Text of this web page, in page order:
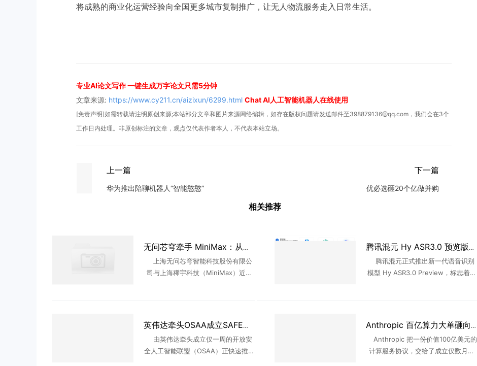
将成熟的商业化运营经验向全国更多城市复制推广，让无人物流服务走入日常生活。
专业AI论文写作 一键生成万字论文只需5分钟
文章来源: https://www.cy211.cn/aizixun/6299.html Chat AI人工智能机器人在线使用
[免责声明]如需转载请注明原创来源;本站部分文章和图片来源网络编辑，如存在版权问题请发送邮件至398879136@qq.com，我们会在3个
工作日内处理。非原创标注的文章，观点仅代表作者本人，不代表本站立场。
上一篇
华为推出陪聊机器人“智能憨憨”
下一篇
优必选砸20个亿做并购
相关推荐
无问芯穹牵手 MiniMax：从推理效能到 Token 服务，国产大模型上下游抱团共建
上海无问芯穹智能科技股份有限公
司与上海稀宇科技（MiniMax）近日
腾讯混元 Hy ASR3.0 预览版发布：从"听清"到"听懂"
腾讯混元正式推出新一代语音识别
模型 Hy ASR3.0 Preview，标志着语
英伟达牵头OSAA成立SAFE工作组，推动AI安全事件共享与开源协作
由英伟达牵头成立仅一周的开放安
全人工智能联盟（OSAA）正快速推进
Anthropic 百亿算力大单砸向不知名新兵 Volta：买的是时间表，赌的是对手方不暴雷
Anthropic 把一份价值100亿美元的
计算服务协议，交给了成立仅数月的